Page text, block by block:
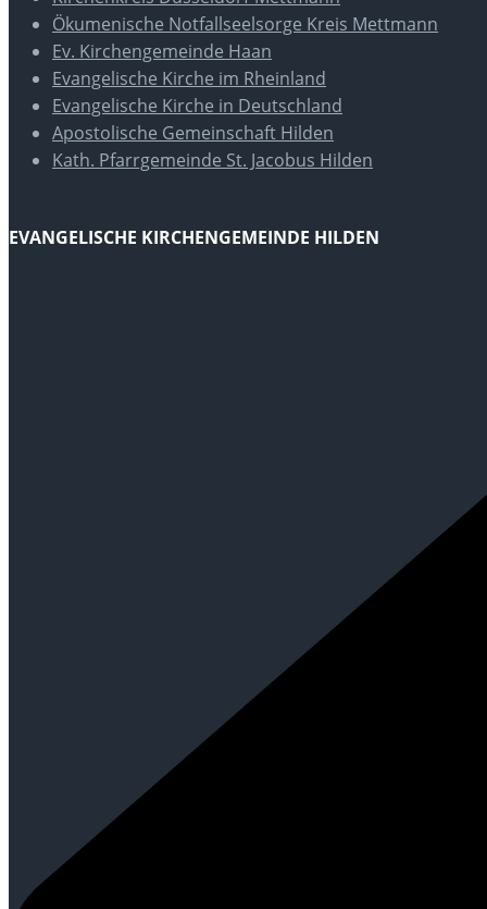
Ökumenische Notfallseelsorge Kreis Mettmann
Ev. Kirchengemeinde Haan
Evangelische Kirche im Rheinland
Evangelische Kirche in Deutschland
Apostolische Gemeinschaft Hilden
Kath. Pfarrgemeinde St. Jacobus Hilden
EVANGELISCHE KIRCHENGEMEINDE HILDEN